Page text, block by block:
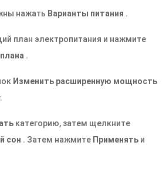
нажать Варианты питания .
план электропитания и нажмите
.
Изменить расширенную мощность
категорию, затем щелкните
сон . Затем нажмите Применять и